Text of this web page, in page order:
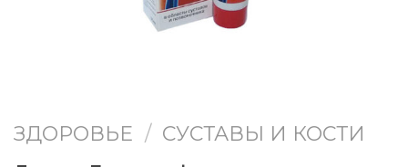
ЗДОРОВЬЕ / СУСТАВЫ И КОСТИ